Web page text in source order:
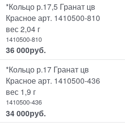
*Кольцо р.17,5 Гранат цв
Красное арт. 1410500-810
вес 2,04 г
1410500-810
36 000руб.
*Кольцо р.17 Гранат цв
Красное арт. 1410500-436
вес 1,9 г
1410500-436
34 000руб.